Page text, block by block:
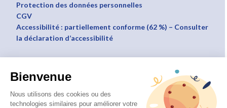
Bienvenue
Nous utilisons des cookies ou des
technologies similaires pour améliorer votre
Protection des données personnelles
CGV
Accessibilité : partiellement conforme (62 %) – Consulter
la déclaration d’accessibilité